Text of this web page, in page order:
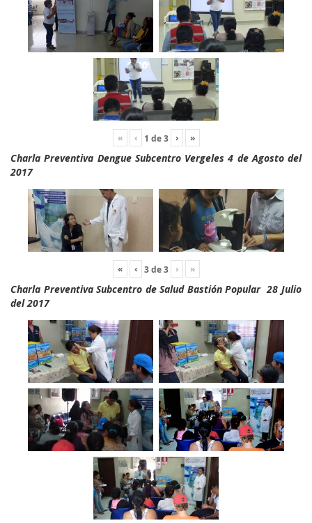
« ‹ 1 de3 › »
Charla Preventiva Dengue Subcentro Vergeles 4 de Agosto del
2017
« ‹ 3de3 › »
Charla Preventiva Subcentro de Salud Bastión Popular 28 Julio
del 2017